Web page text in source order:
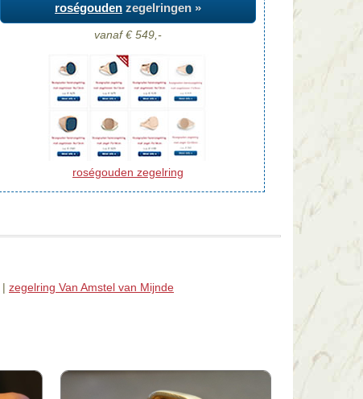
roségouden zegelringen »
vanaf € 549,-
roségouden zegelring
| zegelring Van Amstel van Mijnde